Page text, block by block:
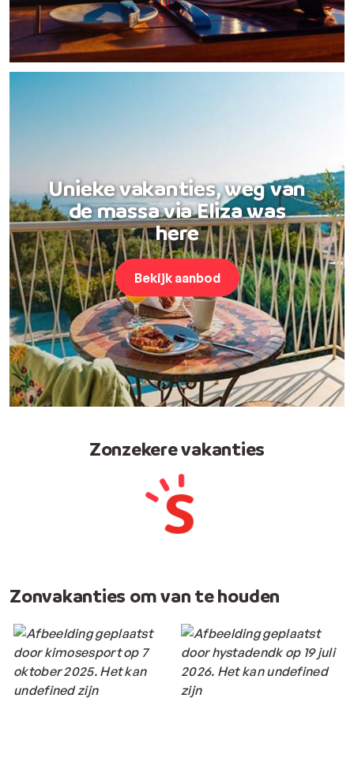
Unieke vakanties, weg van
de massa via Eliza was
here
Bekijk aanbod
Zonzekere vakanties
Zonvakanties om van te houden